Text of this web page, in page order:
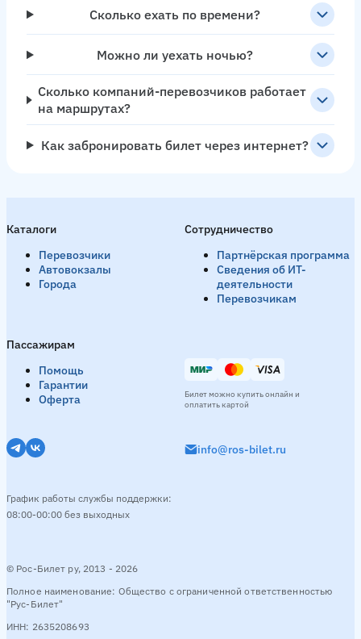
Сколько ехать по времени?
Можно ли уехать ночью?
Сколько компаний-перевозчиков работает
на маршрутах?
Как забронировать билет через интернет?
Каталоги
Перевозчики
Автовокзалы
Города
Пассажирам
Помощь
Гарантии
Оферта
Сотрудничество
Партнёрская программа
Сведения об ИТ-
деятельности
Перевозчикам
© Рос-Билет ру, 2013 - 2026
Полное наименование: Общество с ограниченной ответственностью
"Рус-Билет"
ИНН: 2635208693
info@ros-bilet.ru
График работы службы поддержки:
08:00-00:00 без выходных
Билет можно купить онлайн и
оплатить картой